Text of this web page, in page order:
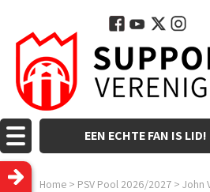
EEN ECHTE FAN IS LID!
Home > PSV Pool 2026/2027 > John